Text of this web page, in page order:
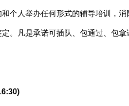
个人举办任何形式的辅导培训，
。凡是承诺可插队、包通过、包